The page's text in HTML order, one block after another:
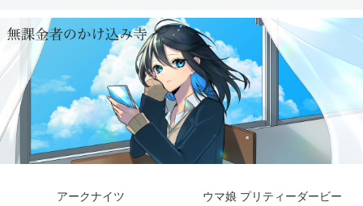
アークナイツ ウマ娘 プリティーダービー